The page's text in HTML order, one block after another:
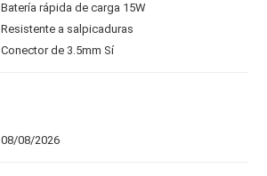
Batería rápida de carga 15W
Resistente a salpicaduras
Conector de 3.5mm Sí
08/08/2026